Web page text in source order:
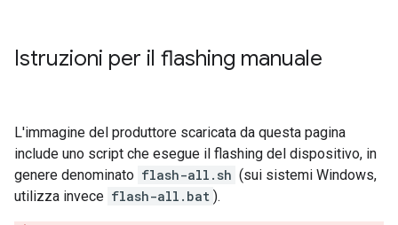
Istruzioni per il flashing manuale
L'immagine del produttore scaricata da questa pagina
include uno script che esegue il flashing del dispositivo, in
genere denominato flash-all.sh (sui sistemi Windows,
utilizza invece flash-all.bat ).